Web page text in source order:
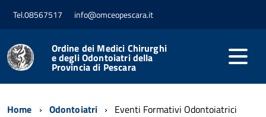
Tel.08567517 info@omceopescara.it
Ordine dei Medici Chirurghi
e degli Odontoiatri della
Provincia di Pescara
Home Odontoiatri Eventi Formativi Odontoiatrici